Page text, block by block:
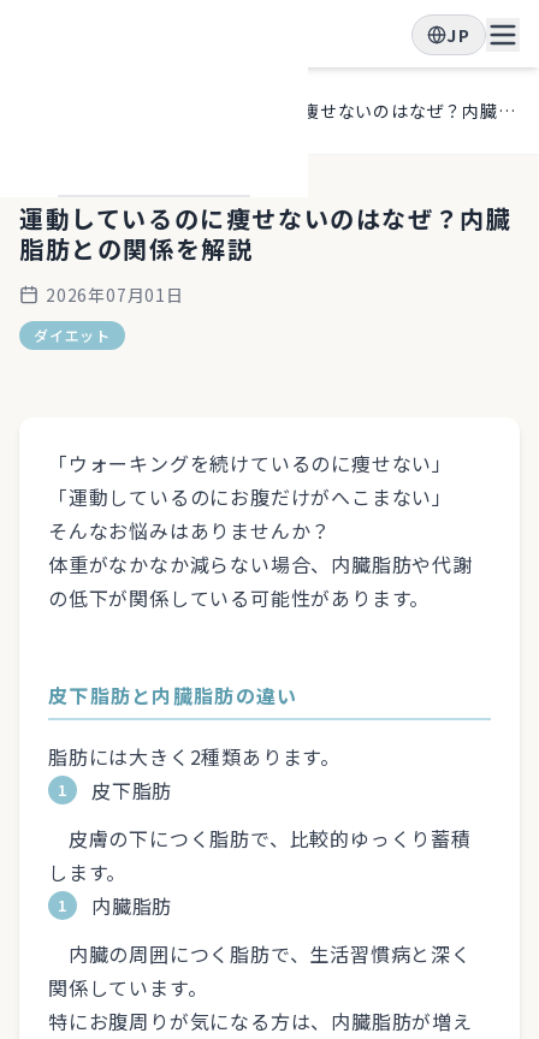
JP
運動しているのに痩せないのはなぜ？内臓脂肪との関係を解説
運動しているのに痩せないのはなぜ？内臓
脂肪との関係を解説
2026年07月01日
ダイエット
「ウォーキングを続けているのに痩せない」
「運動しているのにお腹だけがへこまない」
そんなお悩みはありませんか？
体重がなかなか減らない場合、内臓脂肪や代謝
の低下が関係している可能性があります。
皮下脂肪と内臓脂肪の違い
脂肪には大きく2種類あります。
皮下脂肪
皮膚の下につく脂肪で、比較的ゆっくり蓄積
します。
内臓脂肪
内臓の周囲につく脂肪で、生活習慣病と深く
関係しています。
特にお腹周りが気になる方は、内臓脂肪が増え